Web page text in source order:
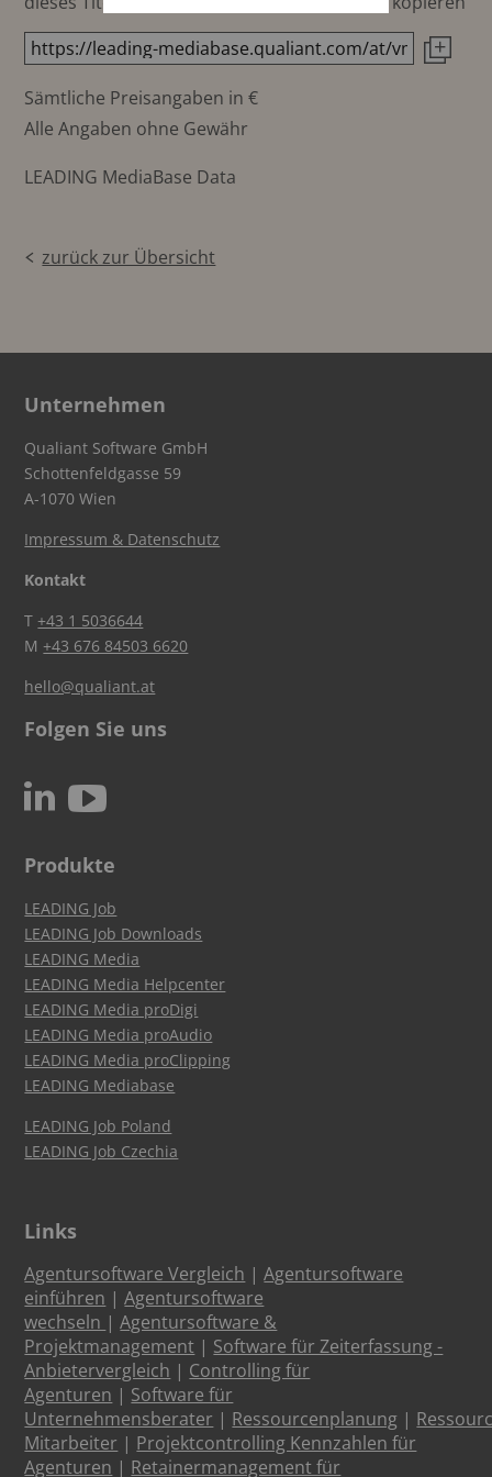
Sämtliche Preisangaben in €
Alle Angaben ohne Gewähr
LEADING MediaBase Data
zurück zur Übersicht
Unternehmen
Qualiant Software GmbH
Schottenfeldgasse 59
A-1070 Wien
Impressum & Datenschutz
Kontakt
T+43 1 5036644
M+43 676 84503 6620
hello@qualiant.at
Folgen Sie uns
N c
Produkte
LEADING Job
LEADING Job Downloads
LEADING Media
LEADING Media Helpcenter
LEADING Media proDigi
LEADING Media proAudio
LEADING Media proClipping
LEADING Mediabase
LEADING Job Poland
LEADING Job Czechia
Links
Agentursoftware Vergleich |Agentursoftware
einführen |Agentursoftware
wechseln |Agentursoftware &
Projektmanagement | Software für Zeiterfassung -
Anbietervergleich | Controlling für
Agenturen | Software für
Unternehmensberater | Ressourcenplanung |
Mitarbeiter | Projektcontrolling Kennzahlen für
Agenturen | Retainermanagement für